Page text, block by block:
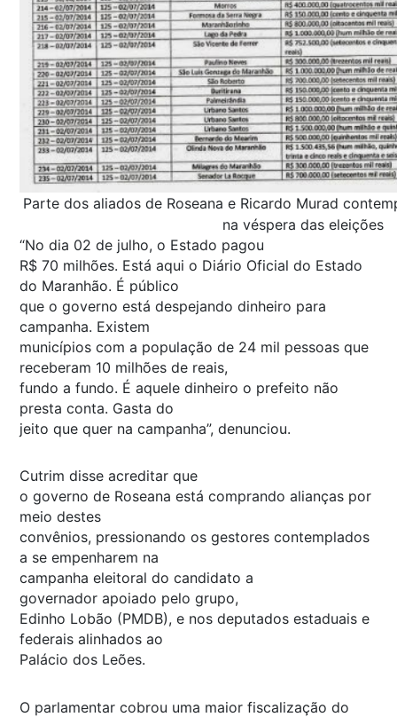
Parte dos aliados de Roseana e Ricardo Murad
na véspera das eleições
“No dia 02 de julho, o Estado pagou
R$ 70 milhões. Está aqui o Diário Oficial do Estado
do Maranhão. É público
que o governo está despejando dinheiro para
campanha. Existem
municípios com a população de 24 mil pessoas que
receberam 10 milhões de reais,
fundo a fundo. É aquele dinheiro o prefeito não
presta conta. Gasta do
jeito que quer na campanha”, denunciou.
Cutrim disse acreditar que
o governo de Roseana está comprando alianças por
meio destes
convênios, pressionando os gestores contemplados
a se empenharem na
campanha eleitoral do candidato a
governador apoiado pelo grupo,
Edinho Lobão (PMDB), e nos deputados estaduais e
federais alinhados ao
Palácio dos Leões.
O parlamentar cobrou uma maior fiscalização do